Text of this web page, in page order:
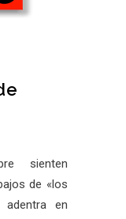
sienten
de «los
adentra en